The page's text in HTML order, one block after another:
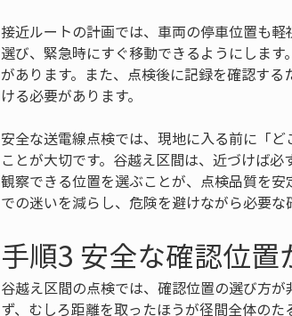
接近ルートの計画では、車両の停車位置も
選び、緊急時にすぐ移動できるようにしま
があります。また、点検後に記録を確認す
ける必要があります。
安全な送電線点検では、現地に入る前に「
ことが大切です。谷越え区間は、近づけば
観察できる位置を選ぶことが、点検品質を
での迷いを減らし、危険を避けながら必要な
手順3 安全な確認位
谷越え区間の点検では、確認位置の選び方
ず、むしろ距離を取ったほうが径間全体の